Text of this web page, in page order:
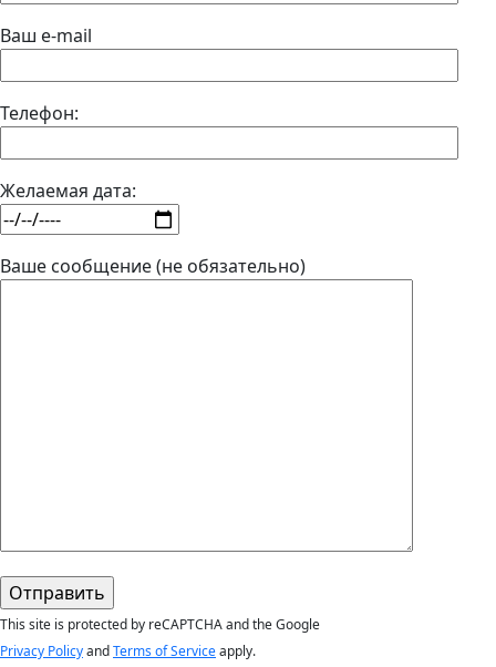
Ваш e-mail
Телефон:
Желаемая дата:
Ваше сообщение (не обязательно)
This site is protected by reCAPTCHA and the Google
Privacy PolicyandTerms of Serviceapply.